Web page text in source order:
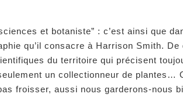
et botaniste” : c’est ainsi que
qu’il consacre à Harrison Smith.
du territoire qui précisent
un collectionneur de plantes…
froisser, aussi nous garderons-nous